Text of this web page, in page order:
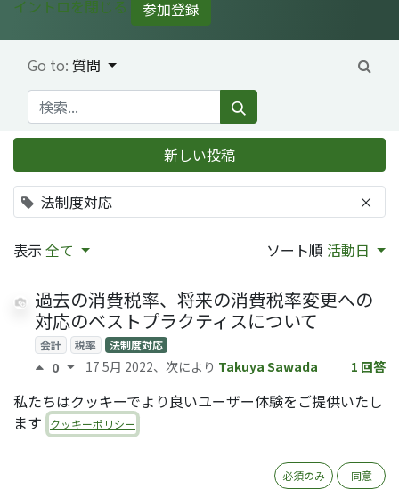
イントロを閉じる
参加登録
Go to: 質問
法制度対応 ×
新しい投稿
表示 全て ソート順 活動日
過去の消費税率、将来の消費税率変更への
対応のベストプラクティスについて
会計 税率 法制度対応
0 17 5月 2022、次により Takuya Sawada 1 回答
Odooは電子帳簿保存法に対応しています
か？
Ai Kakurai (QRTL) 回答0
私たちはクッキーでより良いユーザー体験をご提供いたし
ます
クッキーポリシー
必須のみ 同意